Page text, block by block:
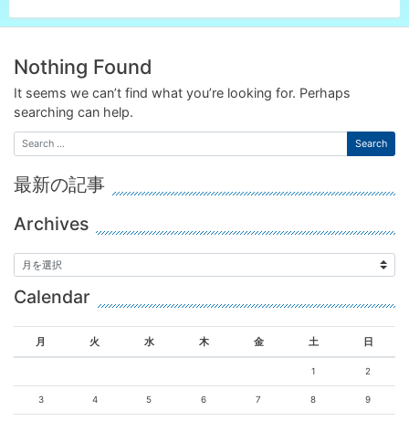
Nothing Found
It seems we can’t find what you’re looking for. Perhaps
searching can help.
Search
最新の記事
Archives
Calendar
月 火 水 木 金 土 日
1 2
3 4 5 6 7 8 9